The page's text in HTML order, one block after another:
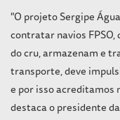
"O projeto Sergipe
contratar navios
do cru, armazenam e
transporte, deve
e por isso acreditamos
destaca o presidente